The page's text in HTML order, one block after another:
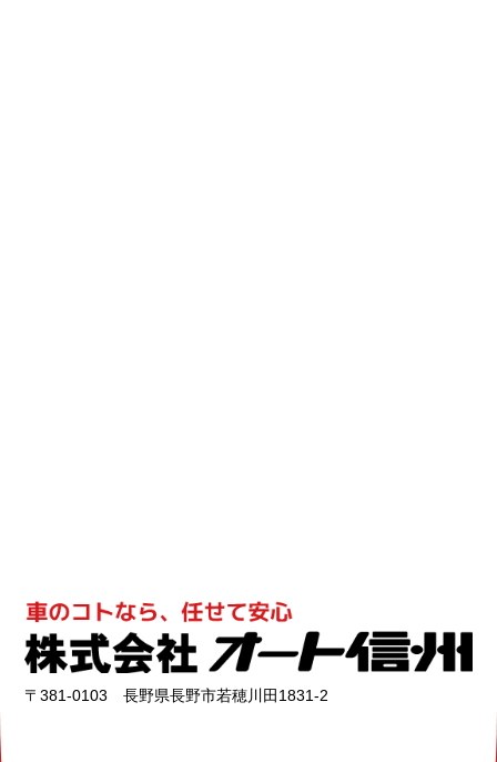
〒381-0103 長野県長野市若穂川田1831-2